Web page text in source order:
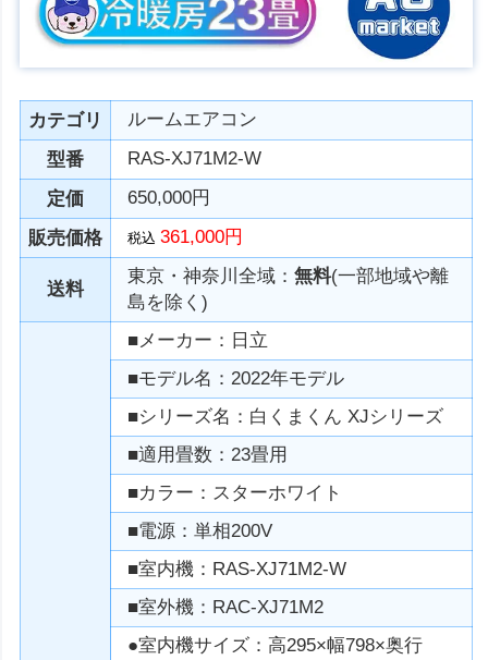
カテゴリ
ルームエアコン
型番
RAS-XJ71M2-W
定価
650,000円
販売価格
税込361,000円
送料
東京・神奈川全域：無料(一部地域や離
島を除く)
■メーカー：日立
■モデル名：2022年モデル
■シリーズ名：白くまくん XJシリーズ
■適用畳数：23畳用
■カラー：スターホワイト
■電源：単相200V
■室内機：RAS-XJ71M2-W
■室外機：RAC-XJ71M2
●室内機サイズ：高295×幅798×奥行